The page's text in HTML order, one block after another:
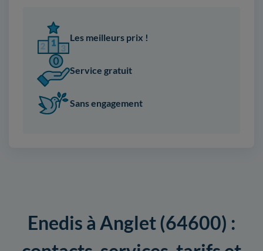
Les meilleurs prix !
Service gratuit
Sans engagement
Enedis à Anglet (64600) :